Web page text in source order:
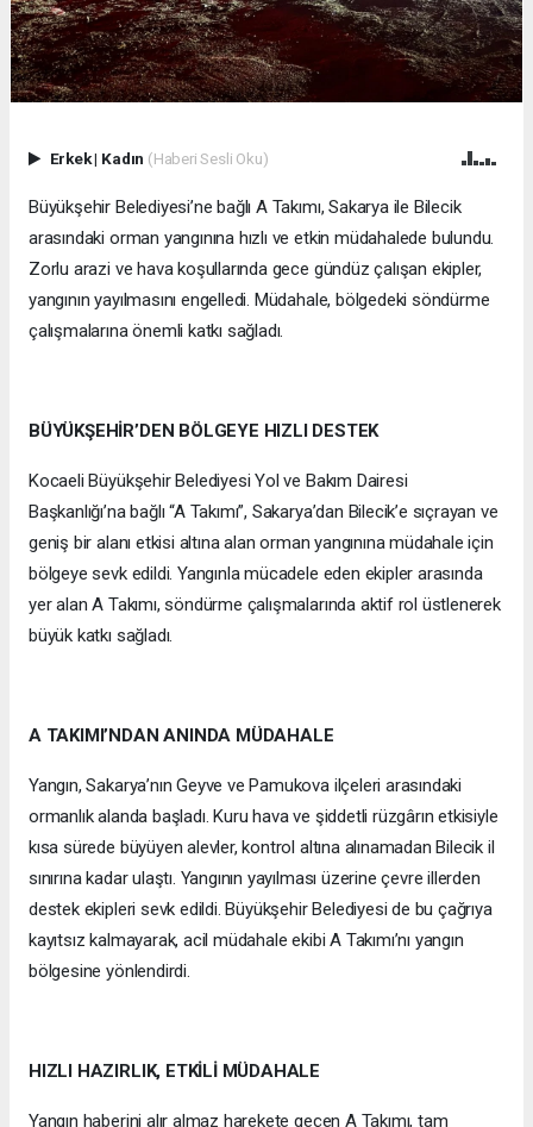
Erkek| Kadın (Haberi Sesli Oku)
Büyükşehir Belediyesi’ne bağlı A Takımı, Sakarya ile Bilecik
arasındaki orman yangınına hızlı ve etkin müdahalede bulundu.
Zorlu arazi ve hava koşullarında gece gündüz çalışan ekipler,
yangının yayılmasını engelledi. Müdahale, bölgedeki söndürme
çalışmalarına önemli katkı sağladı.
BÜYÜKŞEHİR’DEN BÖLGEYE HIZLI DESTEK
Kocaeli Büyükşehir Belediyesi Yol ve Bakım Dairesi
Başkanlığı’na bağlı “A Takımı”, Sakarya’dan Bilecik’e sıçrayan ve
geniş bir alanı etkisi altına alan orman yangınına müdahale için
bölgeye sevk edildi. Yangınla mücadele eden ekipler arasında
yer alan A Takımı, söndürme çalışmalarında aktif rol üstlenerek
büyük katkı sağladı.
A TAKIMI’NDAN ANINDA MÜDAHALE
Yangın, Sakarya’nın Geyve ve Pamukova ilçeleri arasındaki
ormanlık alanda başladı. Kuru hava ve şiddetli rüzgârın etkisiyle
kısa sürede büyüyen alevler, kontrol altına alınamadan Bilecik il
sınırına kadar ulaştı. Yangının yayılması üzerine çevre illerden
destek ekipleri sevk edildi. Büyükşehir Belediyesi de bu çağrıya
kayıtsız kalmayarak, acil müdahale ekibi A Takımı’nı yangın
bölgesine yönlendirdi.
HIZLI HAZIRLIK, ETKİLİ MÜDAHALE
Yangın haberini alır almaz harekete geçen A Takımı, tam